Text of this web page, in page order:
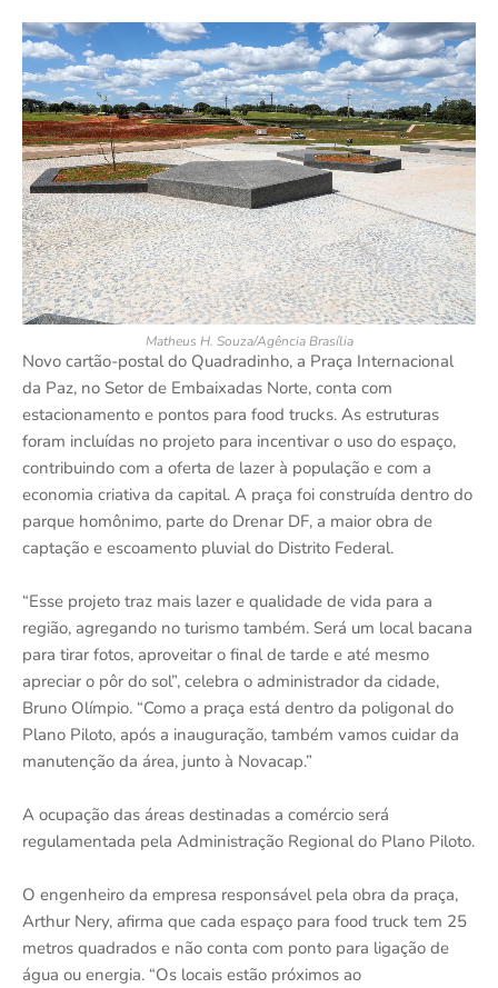
Matheus H. Souza/Agência Brasília
Novo cartão-postal do Quadradinho, a Praça Internacional
da Paz, no Setor de Embaixadas Norte, conta com
estacionamento e pontos para food trucks. As estruturas
foram incluídas no projeto para incentivar o uso do espaço,
contribuindo com a oferta de lazer à população e com a
economia criativa da capital. A praça foi construída dentro do
parque homônimo, parte do Drenar DF, a maior obra de
captação e escoamento pluvial do Distrito Federal.
“Esse projeto traz mais lazer e qualidade de vida para a
região, agregando no turismo também. Será um local bacana
para tirar fotos, aproveitar o final de tarde e até mesmo
apreciar o pôr do sol”, celebra o administrador da cidade,
Bruno Olímpio. “Como a praça está dentro da poligonal do
Plano Piloto, após a inauguração, também vamos cuidar da
manutenção da área, junto à Novacap.”
A ocupação das áreas destinadas a comércio será
regulamentada pela Administração Regional do Plano Piloto.
O engenheiro da empresa responsável pela obra da praça,
Arthur Nery, afirma que cada espaço para food truck tem 25
metros quadrados e não conta com ponto para ligação de
água ou energia. “Os locais estão próximos ao